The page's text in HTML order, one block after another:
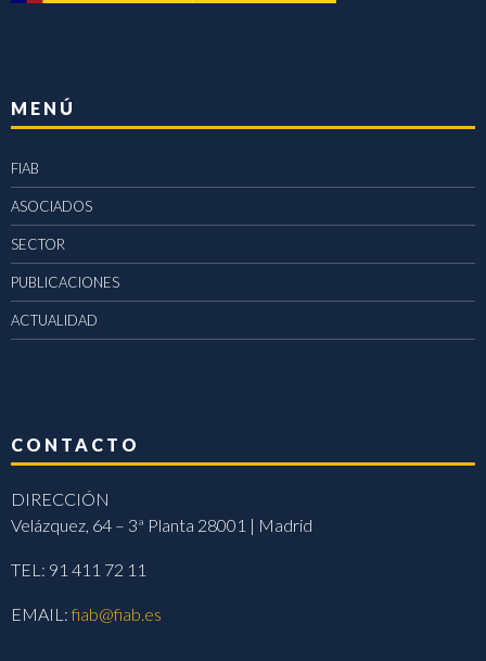
MENÚ
FIAB
ASOCIADOS
SECTOR
PUBLICACIONES
ACTUALIDAD
CONTACTO
DIRECCIÓN
Velázquez, 64 – 3ª Planta 28001 | Madrid
TEL: 91 411 72 11
EMAIL:fiab@fiab.es